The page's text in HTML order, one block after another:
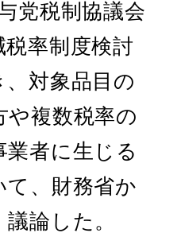
党税制協議会
率制度検討
対象品目の
や複数税率の
者に生じる
て、財務省か
論した。